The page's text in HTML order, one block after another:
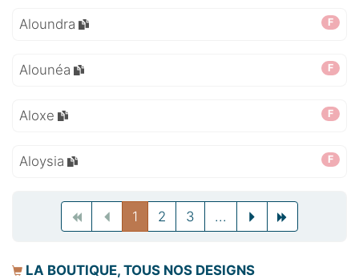
F
Aloundra
F
Alounéa
F
Aloxe
F
Aloysia
PreviousPrevious
1 (current)
2 3 ... Previous
Next
LA BOUTIQUE, TOUS NOS DESIGNS